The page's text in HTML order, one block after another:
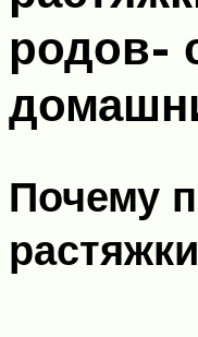
родов-
Почему